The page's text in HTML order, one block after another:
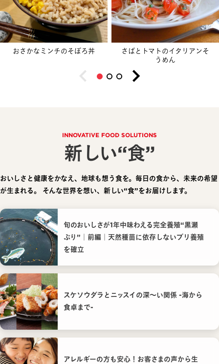
おさかなミンチのそぼろ丼
さばとトマトのイタリアンそ
うめん
INNOVATIVE FOOD SOLUTIONS
新しい“食”
おいしさと健康をかなえ、地球も想う食を。毎日の食から、未来の希望
が生まれる。
そんな世界を想い、新しい“食”をお届けします。
旬のおいしさが1年中味わえる完全養殖“黒瀬
ぶり”｜前編｜天然種苗に依存しないブリ養殖
を確立
スケソウダラとニッスイの深〜い関係 -海から
食卓まで-
アレルギーの方も安心！お客さまの声から生